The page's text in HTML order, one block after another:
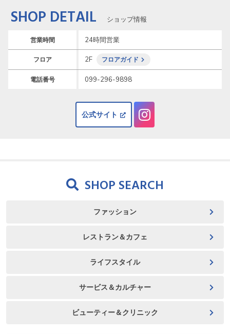
SHOP DETAIL ショップ情報
営業時間 24時間営業
フロア 2F フロアガイド
電話番号 099-296-9898
公式サイト
SHOP SEARCH
ファッション
レストラン＆カフェ
ライフスタイル
サービス＆カルチャー
ビューティー＆クリニック